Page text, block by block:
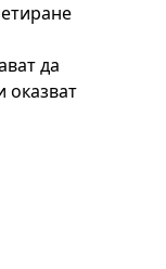
да
оказват